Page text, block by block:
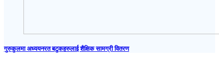
गुरुकुलमा अध्ययनरत बटुकहरुलाई शैक्षिक सामग्री वितरण